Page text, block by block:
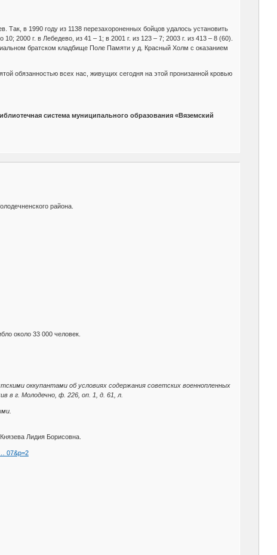
в 1990 году из 1138 перезахороненных бойцов удалось установить
2000 г. в Лебедево, из 41 – 1; в 2001 г. из 123 – 7; 2003 г. из 413 – 8 (60).
братском кладбище Поле Памяти у д. Красный Холм с оказанием
обязанностью всех нас, живущих сегодня на этой пронизанной кровью
система муниципального образования «Вяземский
района.
около 33 000 человек.
оккупантами об условиях содержания советских военнопленных
в г. Молодечно, ф. 226, оп. 1, д. 61, л.
Лидия Борисовна.
07&p=2